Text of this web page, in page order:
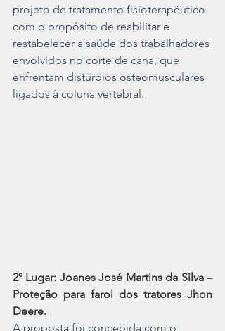
projeto de tratamento fisioterapêutico
com o propósito de reabilitar e
restabelecer a saúde dos trabalhadores
envolvidos no corte de cana, que
enfrentam distúrbios osteomusculares
ligados à coluna vertebral.
2º Lugar: Joanes José Martins da Silva –
Proteção para farol dos tratores Jhon
Deere.
A proposta foi concebida com o